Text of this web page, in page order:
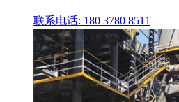
联系电话: 180 3780 8511